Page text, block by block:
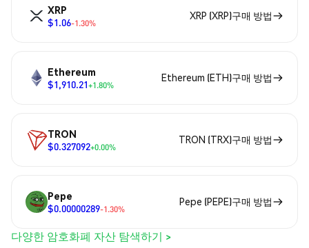
XRP
$1.06-1.30%
XRP (XRP)구매 방법
Ethereum
$1,910.21+1.80%
Ethereum (ETH)구매 방법
TRON
$0.327092+0.00%
TRON (TRX)구매 방법
Pepe
$0.00000289-1.30%
Pepe (PEPE)구매 방법
다양한 암호화폐 자산 탐색하기 >